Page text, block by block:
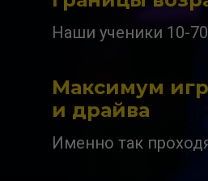
Наши ученики 10-
Именно так
Максимум
и драйва